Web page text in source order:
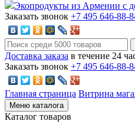
Экопродукты из Армении с
Заказать звонок +7 495 646-88-
Доставка заказа в течение 24
Заказать звонок +7 495 646-88-
Главная страница Витрина
Меню каталога
Каталог товаров